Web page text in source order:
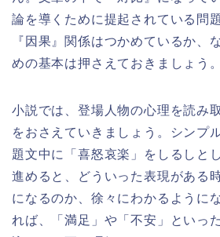
論を導くために提起されている問
『因果』関係はつかめているか、
めの基本は押さえておきましょう。
小説では、登場人物の心理を読み
をおさえていきましょう。シンプ
題文中に「喜怒哀楽」をしるしと
進める と、どういった表現がある
になるのか、徐々にわかるように
れば、「満足」や「不安」といっ